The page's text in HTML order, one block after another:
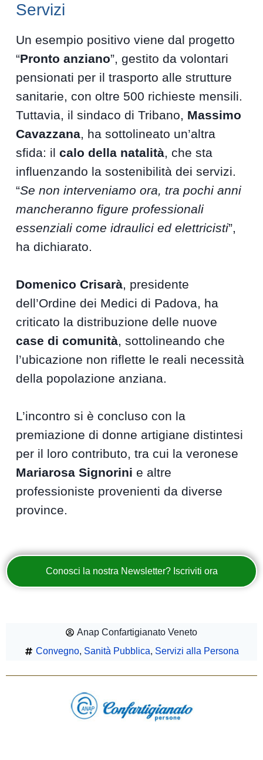
Servizi
Un esempio positivo viene dal progetto
“Pronto anziano”, gestito da volontari
pensionati per il trasporto alle strutture
sanitarie, con oltre 500 richieste mensili.
Tuttavia, il sindaco di Tribano, Massimo
Cavazzana, ha sottolineato un’altra
sfida: ilcalo della natalità, che sta
influenzando la sostenibilità dei servizi.
“Se non interveniamo ora, tra pochi anni
mancheranno figure professionali
essenziali come idraulici ed elettricisti”,
ha dichiarato.
Domenico Crisarà, presidente
dell’Ordine dei Medici di Padova, ha
criticato la distribuzione delle nuove
case di comunità, sottolineando che
l’ubicazione non riflette le reali necessità
della popolazione anziana.
L’incontro si è concluso con la
premiazione di donne artigiane distintesi
per il loro contributo, tra cui la veronese
Mariarosa Signorini e altre
professioniste provenienti da diverse
province.
Conosci la nostra Newsletter? Iscriviti ora
Anap Confartigianato Veneto
Convegno, Sanità Pubblica, Servizi alla Persona